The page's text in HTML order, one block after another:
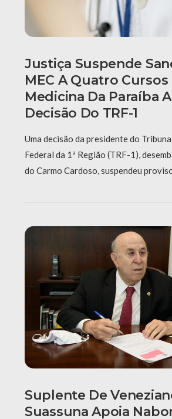
Justiça Suspende
MEC A Quatro Cursos
Medicina Da Paraíba
Decisão Do TRF-1
Uma decisão da presidente do
Federal da 1ª Região (TRF-1),
do Carmo Cardoso, suspendeu
Suplente De
Suassuna Apoia